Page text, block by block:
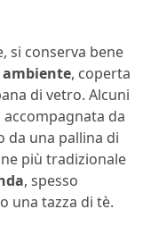
si conserva bene
, coperta
di vetro. Alcuni
da
da una pallina di
più tradizionale
, spesso
una tazza di tè.